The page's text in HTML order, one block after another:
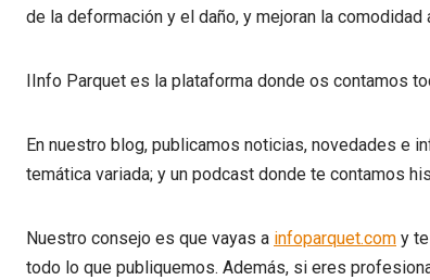
de la deformación y el daño, y mejoran la
IInfo Parquet es la plataforma donde os contamos
En nuestro blog, publicamos noticias, novedades e
temática variada; y un podcast donde te contamos
Nuestro consejo es que vayas a infoparquet.com y
todo lo que publiquemos. Además, si eres